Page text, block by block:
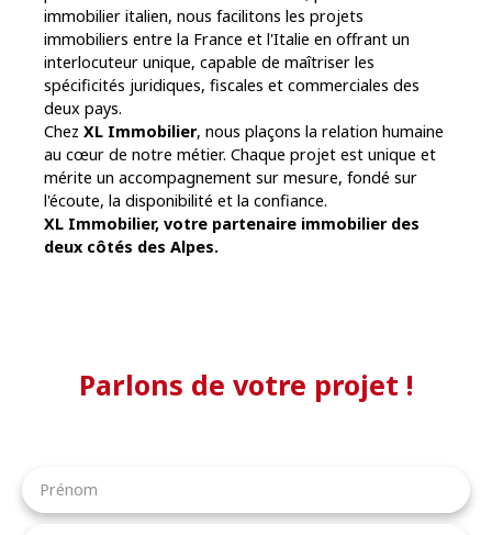
immobilier italien, nous facilitons les projets
immobiliers entre la France et l'Italie en offrant un
interlocuteur unique, capable de maîtriser les
spécificités juridiques, fiscales et commerciales des
deux pays.
Chez XL Immobilier, nous plaçons la relation humaine
au cœur de notre métier. Chaque projet est unique et
mérite un accompagnement sur mesure, fondé sur
l'écoute, la disponibilité et la confiance.
XL Immobilier, votre partenaire immobilier des
deux côtés des Alpes.
Parlons de votre projet !
Prénom